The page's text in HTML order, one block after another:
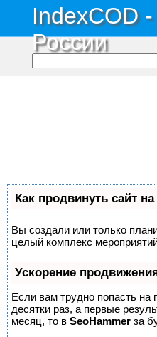
IndexCOD
России
Как продвинуть сайт
Вы создали или только
целый комплекс
Ускорение
Если вам трудно попасть на
десятки раз, а первые
месяц, то в SeoHammer за